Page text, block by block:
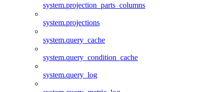
system.projection_parts_columns
system.projections
system.query_cache
system.query_condition_cache
system.query_log